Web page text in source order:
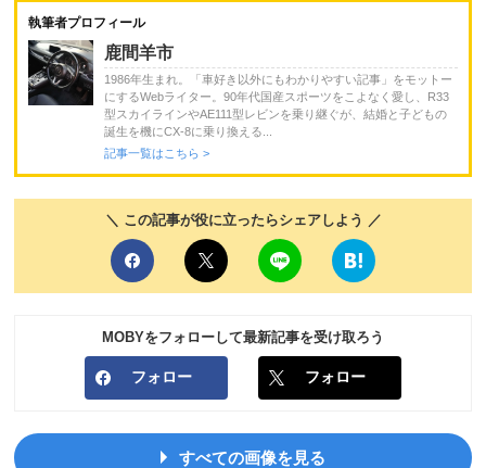
執筆者プロフィール
鹿間羊市
1986年生まれ。「車好き以外にもわかりやすい記事」をモットー
にするWebライター。90年代国産スポーツをこよなく愛し、R33
型スカイラインやAE111型レビンを乗り継ぐが、結婚と子どもの
誕生を機にCX-8に乗り換える...
記事一覧はこちら >
＼ この記事が役に立ったらシェアしよう ／
MOBYをフォローして最新記事を受け取ろう
フォロー フォロー
すべての画像を見る